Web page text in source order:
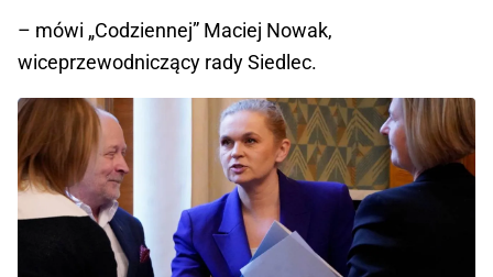
– mówi „Codziennej” Maciej Nowak,
wiceprzewodniczący rady Siedlec.